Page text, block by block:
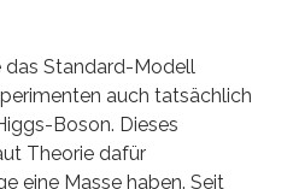
das Standard-Modell
auch tatsächlich
Boson. Dieses
Theorie dafür
eine Masse haben. Seit